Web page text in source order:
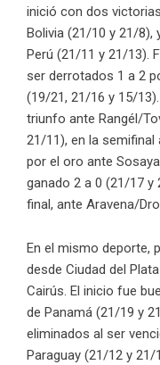
inició con dos
Bolivia (21/10 y 21/8),
Perú (21/11 y 21/13).
ser derrotados 1 a 2
(19/21, 21/16 y 15/
triunfo ante Rangél/
21/11), en la
por el oro ante
ganado 2 a 0 (21/17 y
final, ante Aravena/
En el mismo deporte,
desde Ciudad del
Cairús. El inicio fue
de Panamá (21/19 y
eliminados al ser
Paraguay (21/12 y